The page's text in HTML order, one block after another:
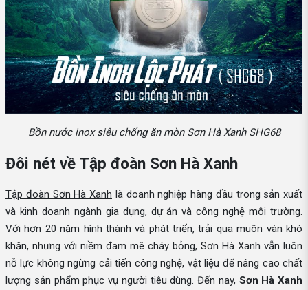
Bồn nước inox siêu chống ăn mòn Sơn Hà Xanh SHG68
Đôi nét về Tập đoàn Sơn Hà Xanh
Tập đoàn Sơn Hà Xanh là doanh nghiệp hàng đầu trong sản xuất
và kinh doanh ngành gia dụng, dự án và công nghệ môi trường.
Với hơn 20 năm hình thành và phát triển, trải qua muôn vàn khó
khăn, nhưng với niềm đam mê cháy bỏng, Sơn Hà Xanh vẫn luôn
nỗ lực không ngừng cải tiến công nghệ, vật liệu để nâng cao chất
lượng sản phẩm phục vụ người tiêu dùng. Đến nay, Sơn Hà Xanh